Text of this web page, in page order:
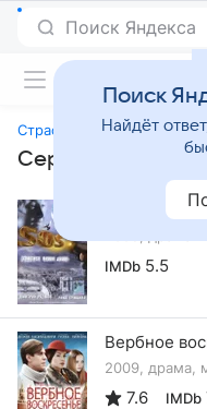
Поиск Яндекса
Страсти по Чапаю
Сериалы,
SOS:
IMDb 5.5
Вербное
2009, драма,
7.6 IMDb
Поиск
Найдёт